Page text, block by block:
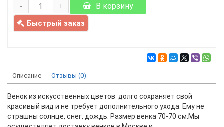
+
- В корзину
Быстрый заказ
Описание Отзывы (0)
Венок из искусственных цветов долго сохраняет свой
красивый вид и не требует дополнительного ухода. Ему не
страшны солнце, снег, дождь. Размер венка 70-70 см.Мы